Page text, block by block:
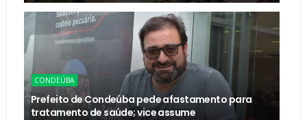
CONDEÚBA
Prefeito de Condeúba pede afastamento para
tratamento de saúde; vice assume